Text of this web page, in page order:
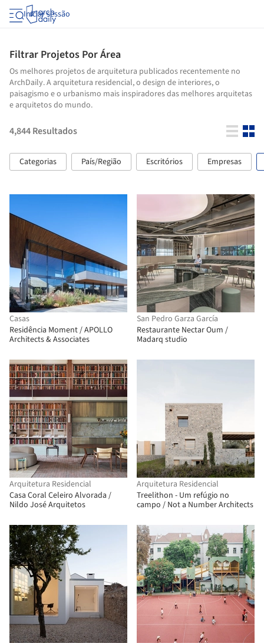
Iniciar sessão
Filtrar Projetos Por Área
Os melhores projetos de arquitetura publicados recentemente no
ArchDaily. A arquitetura residencial, o design de interiores, o
paisagismo e o urbanismo mais inspiradores das melhores arquitetas
e arquitetos do mundo.
4,844Resultados
Categorias País/Região Escritórios Empresas
Casas
Residência Moment / APOLLO
Architects & Associates
San Pedro Garza García
Restaurante Nectar Oum /
Madarq studio
Arquitetura Residencial
Casa Coral Celeiro Alvorada /
Nildo José Arquitetos
Arquitetura Residencial
Treelithon - Um refúgio no
campo / Not a Number Architects